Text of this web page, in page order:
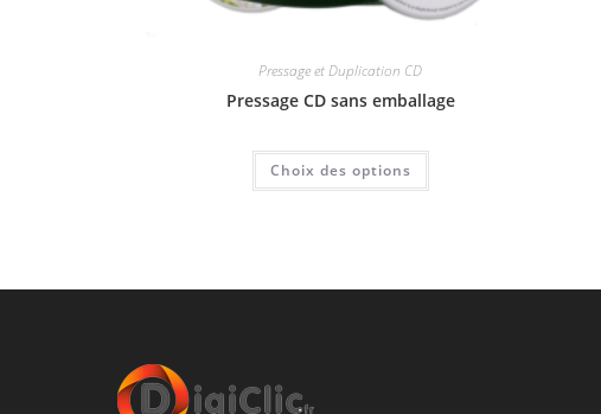
Pressage et Duplication CD
Pressage CD sans emballage
Choix des options